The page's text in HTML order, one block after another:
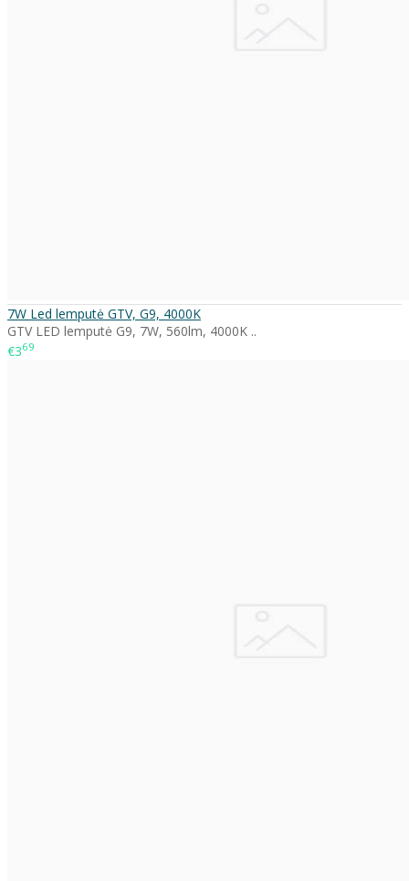
7W Led lemputė GTV, G9, 4000K
GTV LED lemputė G9, 7W, 560lm, 4000K ..
€369